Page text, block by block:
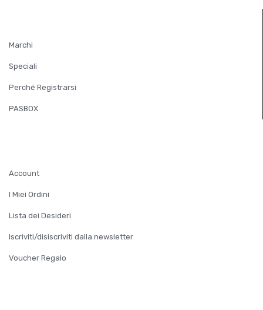
Marchi
Speciali
Perché Registrarsi
PASBOX
Account
I Miei Ordini
Lista dei Desideri
Iscriviti/disiscriviti dalla newsletter
Voucher Regalo